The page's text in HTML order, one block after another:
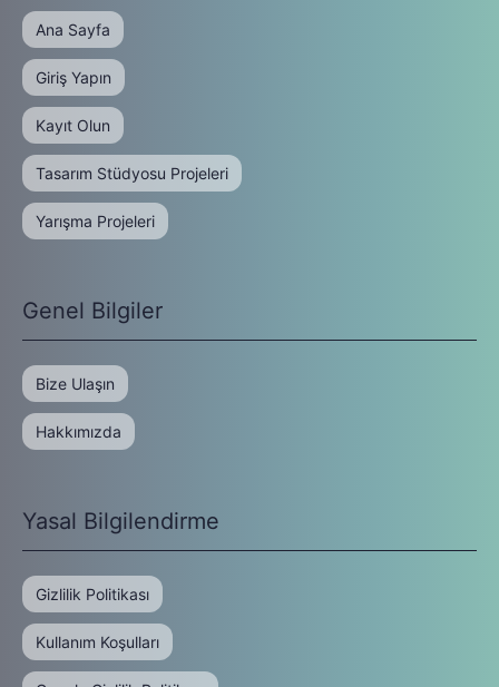
Ana Sayfa
Giriş Yapın
Kayıt Olun
Tasarım Stüdyosu Projeleri
Yarışma Projeleri
Genel Bilgiler
Bize Ulaşın
Hakkımızda
Yasal Bilgilendirme
Gizlilik Politikası
Kullanım Koşulları